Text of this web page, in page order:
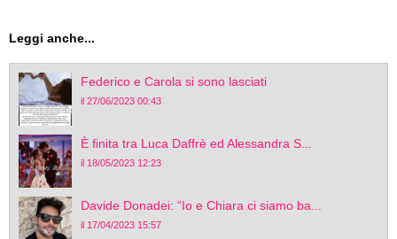
Leggi anche...
Federico e Carola si sono lasciati
il 27/06/2023 00:43
È finita tra Luca Daffrè ed Alessandra S...
il 18/05/2023 12:23
Davide Donadei: “Io e Chiara ci siamo ba...
il 17/04/2023 15:57